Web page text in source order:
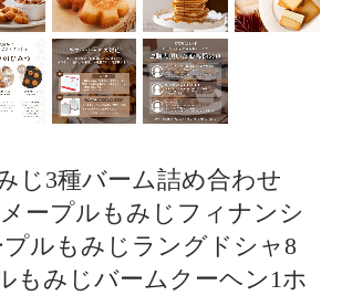
じ3種バーム詰め合わせ
メープルもみじフィナンシ
プルもみじラングドシャ8
もみじバームクーヘン1ホ